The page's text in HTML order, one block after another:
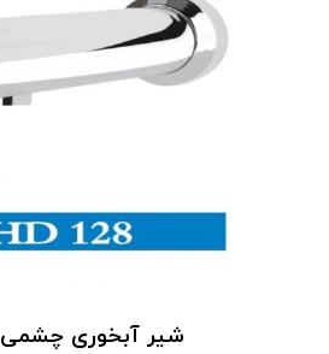
شیر آبخوری چشمی HD128